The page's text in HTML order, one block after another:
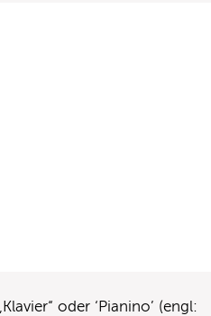
oder ‘Pianino’ (engl: